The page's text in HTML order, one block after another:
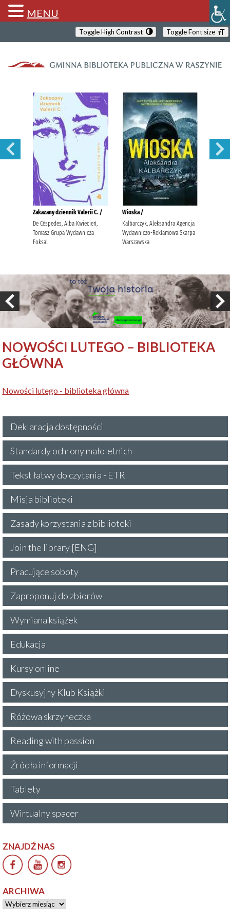
Toggle High Contrast Toggle Font size
NOWOŚCI LUTEGO – BIBLIOTEKA
GŁÓWNA
Nowości lutego - biblioteka główna
Deklaracja dostępności
Standardy ochrony małoletnich
Tekst łatwy do czytania - ETR
Misja biblioteki
Zasady korzystania z biblioteki
Join the library [ENG]
Pracujące soboty
Zaproponuj do zbiorów
Wymiana książek
Edukacja
Kursy online
Dyskusyjny Klub Książki
Różowa skrzyneczka
Reading with passion
Źródła informacji
Tablety
Wirtualny spacer
ZNAJDŹ NAS
ARCHIWA
Archiwa
MENU